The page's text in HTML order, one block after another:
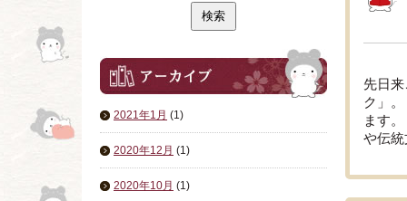
2021年1月 (1)
2020年12月 (1)
2020年10月 (1)
先日
ク」
ます
や伝